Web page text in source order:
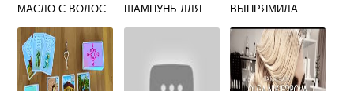
МАСЛО С ВОЛОС
УСЛОВИЯХ
ШАМПУНЬ ДЛЯ
ВЫПРЯМИЛА